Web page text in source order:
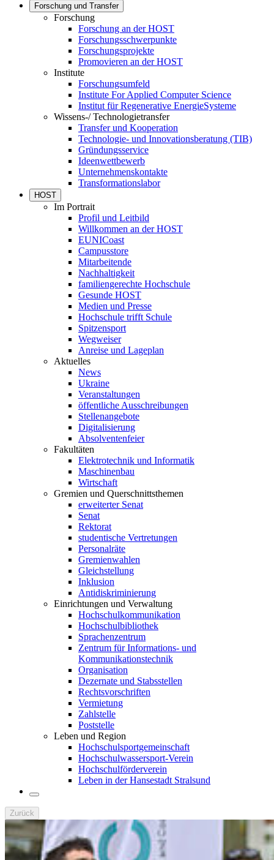
Forschung und Transfer
Forschung
Forschung an der HOST
Forschungsschwerpunkte
Forschungsprojekte
Promovieren an der HOST
Institute
Forschungsumfeld
Institute For Applied Computer Science
Institut für Regenerative EnergieSysteme
Wissens-/ Technologietransfer
Transfer und Kooperation
Technologie- und Innovationsberatung (TIB)
Gründungsservice
Ideenwettbewerb
Unternehmenskontakte
Transformationslabor
HOST
Im Portrait
Profil und Leitbild
Willkommen an der HOST
EUNICoast
Campusstore
Mitarbeitende
Nachhaltigkeit
familiengerechte Hochschule
Gesunde HOST
Medien und Presse
Hochschule trifft Schule
Spitzensport
Wegweiser
Anreise und Lageplan
Aktuelles
News
Ukraine
Veranstaltungen
öffentliche Ausschreibungen
Stellenangebote
Digitalisierung
Absolventenfeier
Fakultäten
Elektrotechnik und Informatik
Maschinenbau
Wirtschaft
Gremien und Querschnittsthemen
erweiterter Senat
Senat
Rektorat
studentische Vertretungen
Personalräte
Gremienwahlen
Gleichstellung
Inklusion
Antidiskriminierung
Einrichtungen und Verwaltung
Hochschulkommunikation
Hochschulbibliothek
Sprachenzentrum
Zentrum für Informations- und
Kommunikationstechnik
Organisation
Dezernate und Stabsstellen
Rechtsvorschriften
Vermietung
Zahlstelle
Poststelle
Leben und Region
Hochschulsportgemeinschaft
Hochschulwassersport-Verein
Hochschulförderverein
Leben in der Hansestadt Stralsund
Zurück